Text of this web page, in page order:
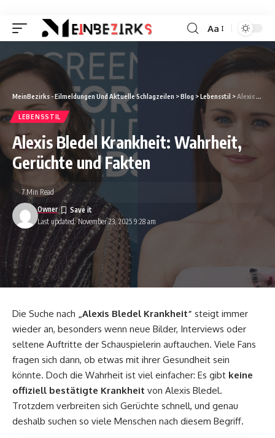
Font
Resizer
Aa
MeinBezirks - Eilmeldungen Und Aktuelle Schlagzeilen >Blog >Lebensstil > Alexis Bledel Krankheit: Wahrheit, Gerüchte und Fakten
LEBENSSTIL
Alexis Bledel Krankheit: Wahrheit,
Gerüchte und Fakten
Last updated: November 23, 2025 9:28 am
Owner
7 Min Read
Die Suche nach „Alexis Bledel Krankheit“ steigt immer
wieder an, besonders wenn neue Bilder, Interviews oder
seltene Auftritte der Schauspielerin auftauchen. Viele Fans
fragen sich dann, ob etwas mit ihrer Gesundheit sein
könnte. Doch die Wahrheit ist viel einfacher: Es gibt keine
offiziell bestätigte Krankheit von Alexis Bledel.
Trotzdem verbreiten sich Gerüchte schnell, und genau
deshalb suchen so viele Menschen nach diesem Begriff.